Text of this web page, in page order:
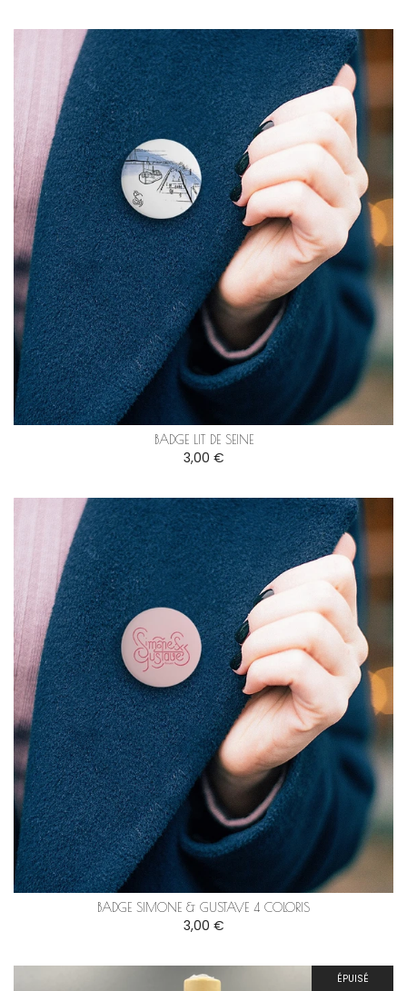
BADGE LIT DE SEINE
3,00 €
BADGE SIMONE & GUSTAVE 4 COLORIS
3,00 €
ÉPUISÉ